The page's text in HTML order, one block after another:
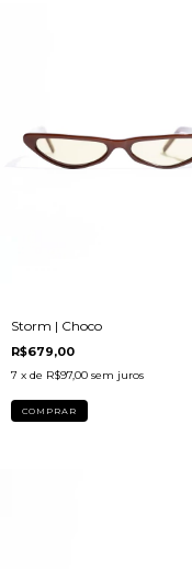
Storm | Choco
R$679,00
7 x de R$97,00 sem juros